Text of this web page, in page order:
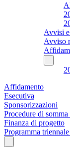
Avvisi
Avviso
Affidamento
Esecutiva
Sponsorizzazioni
Procedure di
Finanza di progetto
Programma